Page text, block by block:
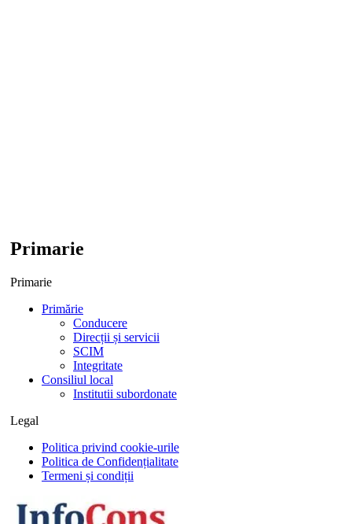
Primarie
Primarie
Primărie
Conducere
Direcții și servicii
SCIM
Integritate
Consiliul local
Institutii subordonate
Legal
Politica privind cookie-urile
Politica de Confidențialitate
Termeni și condiții